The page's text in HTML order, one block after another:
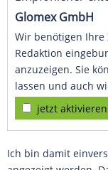
Glomex GmbH
Wir benötigen
Redaktion
anzuzeigen. Sie
lassen und auch
jetzt aktivieren
Ich bin damit